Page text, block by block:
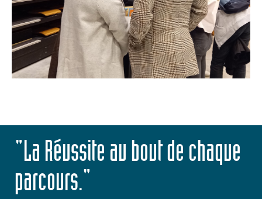
"La Réussite au bout de chaque
parcours."